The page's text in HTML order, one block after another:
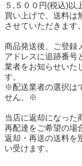
５,５００円(税込)以
買い上げで、送料は
させていただきます。
商品発送後、ご登録
アドレスに追跡番号
業者をお知らせいた
す。
※配送業者の選択は
せん。※
当店に返却になった
再配達をご希望の場
返却・再送の送料を
い受けます。